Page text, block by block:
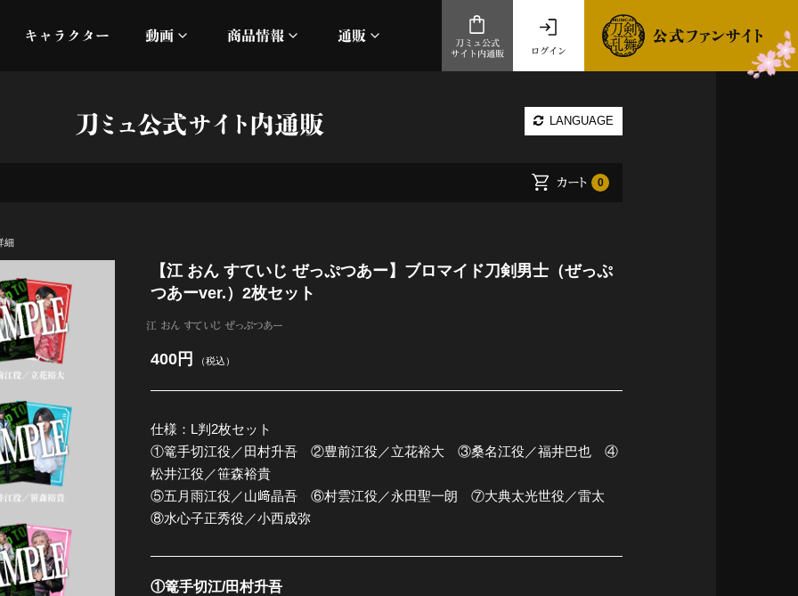
キャラクター 動画
オフィシャルムービー
商品情報
加州清光 単騎出陣 極
静かなる夜半の寝ざめ
十周年記念 乱舞博覧会
全公演グッズ
ディスコグラフィー
通販
ログイン
刀ミュ公式
サイト内通販
刀ミュ公式サイト内通販 LANGUAGE
カート 0
細
【江 おん すていじ ぜっぷつあー】ブロマイド刀剣男士（ぜっぷ
つあーver.）2枚セット
江 おん すていじ ぜっぷつあー
400円 （税込）
仕様：L判2枚セット
①篭手切江役／田村升吾 ②豊前江役／立花裕大 ③桑名江役／福井巴也 ④
松井江役／笹森裕貴
⑤五月雨江役／山﨑晶吾 ⑥村雲江役／永田聖一朗 ⑦大典太光世役／雷太
⑧水心子正秀役／小西成弥
①篭手切江/田村升吾